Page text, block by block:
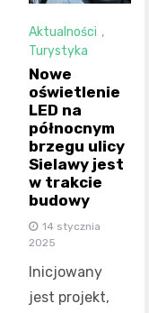
Aktualności ,
Turystyka
Nowe
oświetlenie
LED na
północnym
brzegu ulicy
Sielawy jest
w trakcie
budowy
14 stycznia
2025
Inicjowany
jest projekt,